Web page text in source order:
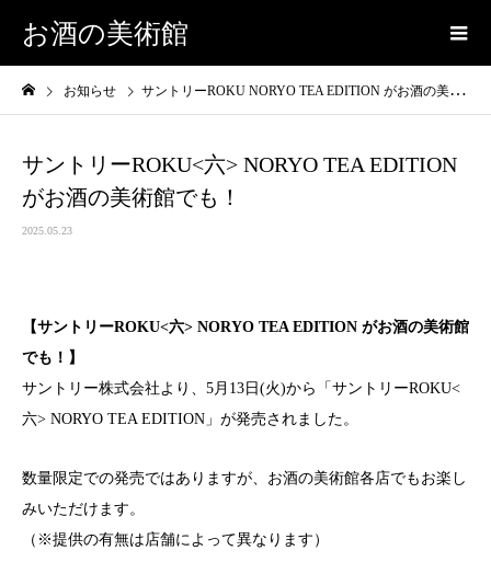
お酒の美術館
お知らせ サントリーROKU NORYO TEA EDITION がお酒の美術館でも！
サントリーROKU<六> NORYO TEA EDITION
がお酒の美術館でも！
2025.05.23
【サントリーROKU<六> NORYO TEA EDITION がお酒の美術館
でも！】
サントリー株式会社より、5月13日(火)から「サントリーROKU<
六> NORYO TEA EDITION」が発売されました。
数量限定での発売ではありますが、お酒の美術館各店でもお楽し
みいただけます。
（※提供の有無は店舗によって異なります）